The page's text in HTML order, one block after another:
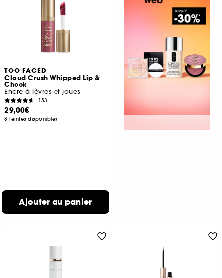
TOO FACED
Cloud Crush Whipped Lip &
Cheek
Encre à lèvres et joues
153
29,00€
8 teintes disponibles
Ajouter au panier